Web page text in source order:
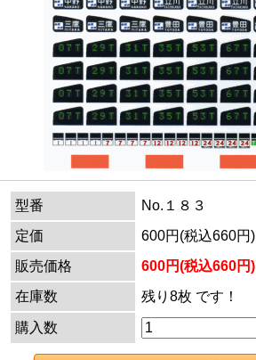
型番
No.１８３
定価
600円(税込660円)
販売価格
600円(税込660円)
在庫数
残り8枚 です！
購入数